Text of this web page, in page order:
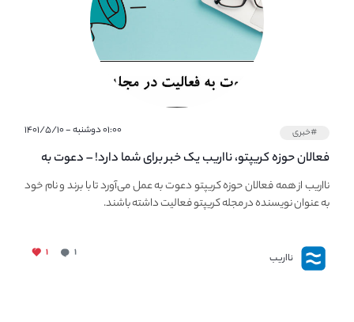
#خبری ۰۱:۰۰ دوشنبه - ۱۴۰۱/۵/۱۰
فعالان حوزه کریپتو، نااریب یک خبر برای شما دارد! – دعوت به
فعالیت در مجله کریپتو
نااریب از همه فعالان حوزه کریپتو دعوت به عمل می‌آورد تا با برند و نام خود
به عنوان نویسنده در مجله کریپتو فعالیت داشته باشند.
نااریب ۱ ۱